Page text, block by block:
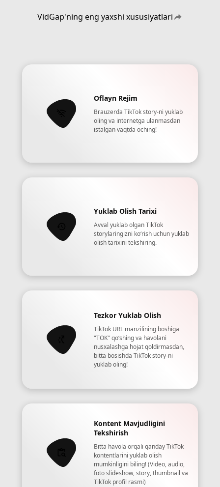
VidGap'ning eng yaxshi xususiyatlari
Oflayn Rejim
Brauzerda TikTok story-ni yuklab
oling va internetga ulanmasdan
istalgan vaqtda oching!
Yuklab Olish Tarixi
Avval yuklab olgan TikTok
storylaringizni koʻrish uchun yuklab
olish tarixini tekshiring.
Tezkor Yuklab Olish
TikTok URL manzilining boshiga
"TOK" qoʻshing va havolani
nusxalashga hojat qoldirmasdan,
bitta bosishda TikTok story-ni
yuklab oling!
Kontent Mavjudligini
Tekshirish
Bitta havola orqali qanday TikTok
kontentlarini yuklab olish
mumkinligini biling! (Video, audio,
foto slideshow, story, thumbnail va
TikTok profil rasmi)